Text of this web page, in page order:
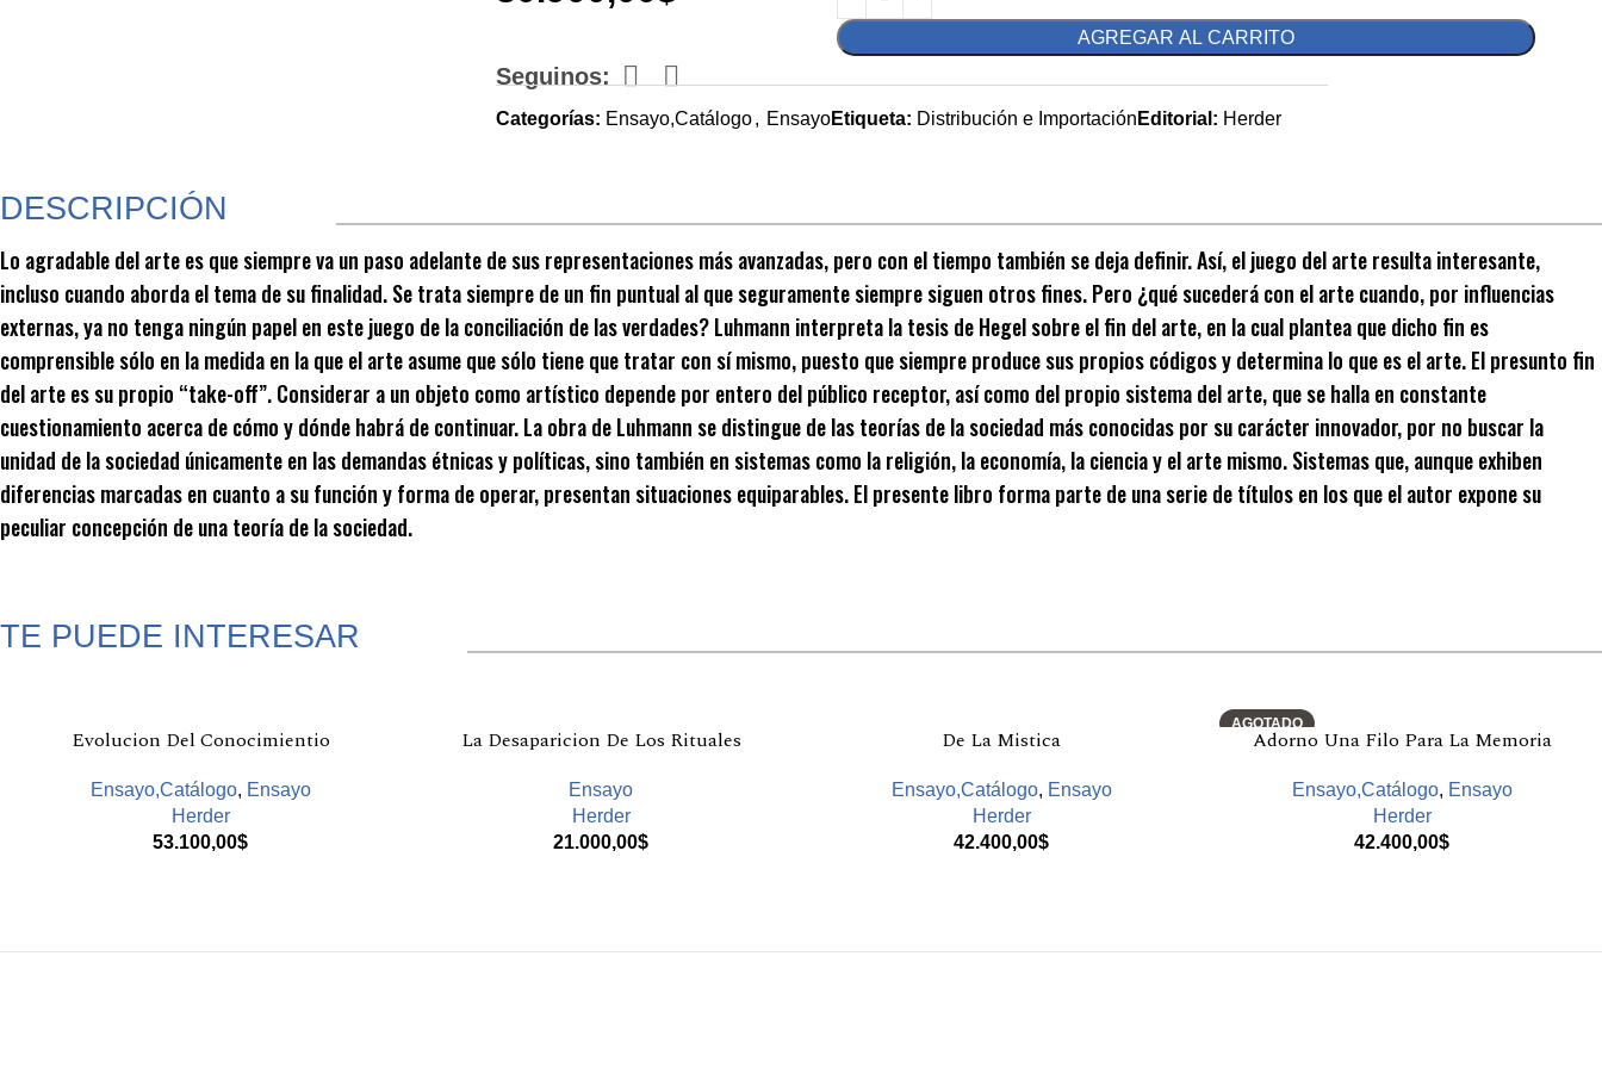
AGREGAR AL CARRITO
Seguinos:
Categorías: Ensayo,Catálogo, EnsayoEtiqueta: Distribución e Importación Editorial: Herder
DESCRIPCIÓN
Lo agradable del arte es que siempre va un paso adelante de sus representaciones más avanzadas, pero con el tiempo también se deja definir. Así, el juego del arte resulta interesante,
incluso cuando aborda el tema de su finalidad. Se trata siempre de un fin puntual al que seguramente siempre siguen otros fines. Pero ¿qué sucederá con el arte cuando, por influencias
externas, ya no tenga ningún papel en este juego de la conciliación de las verdades? Luhmann interpreta la tesis de Hegel sobre el fin del arte, en la cual plantea que dicho fin es
comprensible sólo en la medida en la que el arte asume que sólo tiene que tratar con sí mismo, puesto que siempre produce sus propios códigos y determina lo que es el arte. El presunto fin
del arte es su propio “take-off”. Considerar a un objeto como artístico depende por entero del público receptor, así como del propio sistema del arte, que se halla en constante
cuestionamiento acerca de cómo y dónde habrá de continuar. La obra de Luhmann se distingue de las teorías de la sociedad más conocidas por su carácter innovador, por no buscar la
unidad de la sociedad únicamente en las demandas étnicas y políticas, sino también en sistemas como la religión, la economía, la ciencia y el arte mismo. Sistemas que, aunque exhiben
diferencias marcadas en cuanto a su función y forma de operar, presentan situaciones equiparables. El presente libro forma parte de una serie de títulos en los que el autor expone su
peculiar concepción de una teoría de la sociedad.
TE PUEDE INTERESAR
Evolucion Del Conocimientio
Ensayo,Catálogo, Ensayo
Herder
53.100,00$
La Desaparicion De Los Rituales
Ensayo
Herder
21.000,00$
De La Mistica
Ensayo,Catálogo, Ensayo
Herder
42.400,00$
AGOTADO
Adorno Una Filo Para La Memoria
Ensayo,Catálogo, Ensayo
Herder
42.400,00$